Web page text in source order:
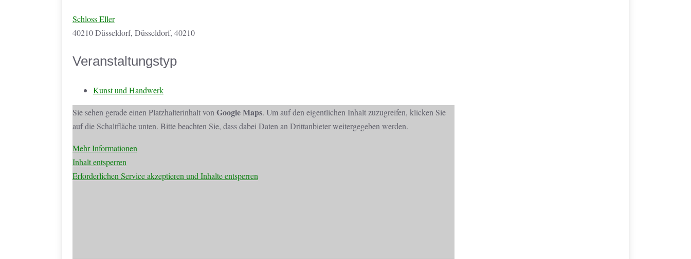
Schloss Eller
40210 Düsseldorf, Düsseldorf, 40210
Veranstaltungstyp
Kunst und Handwerk
Sie sehen gerade einen Platzhalterinhalt von Google Maps. Um auf den eigentlichen Inhalt zuzugreifen, klicken Sie
auf die Schaltfläche unten. Bitte beachten Sie, dass dabei Daten an Drittanbieter weitergegeben werden.
Mehr Informationen
Inhalt entsperren
Erforderlichen Service akzeptieren und Inhalte entsperren